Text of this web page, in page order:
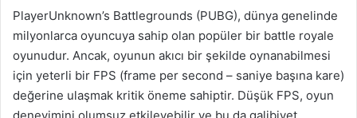
PlayerUnknown’s Battlegrounds (PUBG), dünya genelinde
milyonlarca oyuncuya sahip olan popüler bir battle royale
oyunudur. Ancak, oyunun akıcı bir şekilde oynanabilmesi
için yeterli bir FPS (frame per second – saniye başına kare)
değerine ulaşmak kritik öneme sahiptir. Düşük FPS, oyun